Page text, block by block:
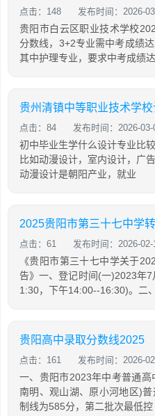
点击：148 发布时间：2026-
贵阳市白云区职业技术学校
分数线，3+2专业需中考成绩
其中护理专业，要求中考成绩达
点击：84 发布时间：2026-03-
初中毕业生学什么设计专业比
比如动漫设计，室内设计，广
动漫设计是朝阳产业，就业
2025贵阳市第三十七中学
点击：61 发布时间：2026-02-
《贵阳市第三十七中学关于
告》一、登记时间(一)2023年
1:30，下午14:00--16:30)。二
贵阳高中录取分数线2025
点击：161 发布时间：2026-
一、贵阳市2023年中考普通
南明、观山湖、原小河地区)
制线为585分，第二批次最低控